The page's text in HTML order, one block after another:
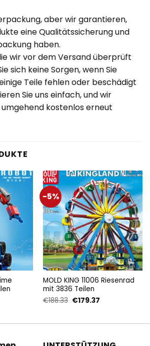
aber wir garantieren,
eine Qualitätssicherung und
haben.
wir vor dem Versand überprüft
sich keine Sorgen, wenn Sie
Teile fehlen oder beschädigt
Sie uns einfach, und wir
kostenlos erneut
-5%
MOLD KING 11006 Riesenrad
mit 3836 Teilen
€188.33 Ursprünglicher
€179.37Aktueller